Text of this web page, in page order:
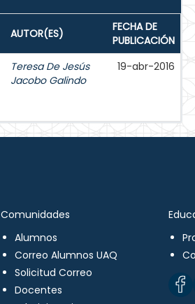
AUTOR(ES)
FECHA DE
PUBLICACIÓN
Teresa De Jesús
Jacobo Galindo
19-abr-2016
Comunidades
Alumnos
Correo Alumnos UAQ
Solicitud Correo
Docentes